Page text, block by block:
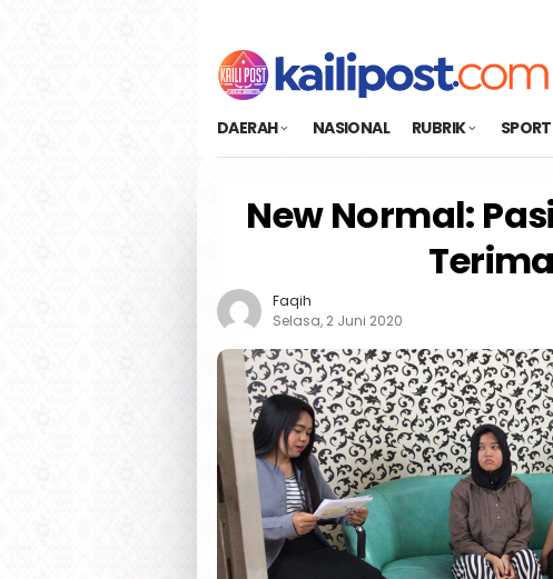
DAERAH NASIONAL RUBRIK SPORT
New Normal:
Faqih
Selasa, 2 Juni 2020